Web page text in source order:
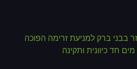
בבני ברק למניעת זרימה הפוכה
חד כיוונית ותקינה